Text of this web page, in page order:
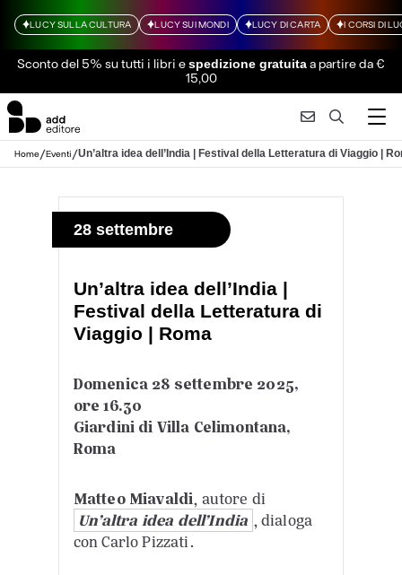
LUCY SULLA CULTURA LUCY SUI MONDI LUCY DI CARTA I CORSI DI
Sconto del 5% su tutti i libri espedizione gratuitaa partire da €
15,00
Home/Eventi/Un’altra idea dell’India | Festival della Letteratura di Viaggio |
28 settembre
Un’altra idea dell’India |
Festival della Letteratura di
Viaggio | Roma
Domenica 28 settembre 2025,
ore 16.30
Giardini di Villa Celimontana,
Roma
Matteo Miavaldi, autore di
Un’altra idea dell’India , dialoga
con Carlo Pizzati.